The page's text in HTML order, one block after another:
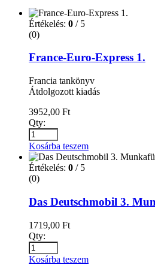
Értékelés: 0 / 5
(0)
France-Euro-Express 1.
Francia tankönyv
Átdolgozott kiadás
3952,00 Ft
Qty:
Kosárba teszem
Értékelés: 0 / 5
(0)
Das Deutschmobil 3.
1719,00 Ft
Qty:
Kosárba teszem